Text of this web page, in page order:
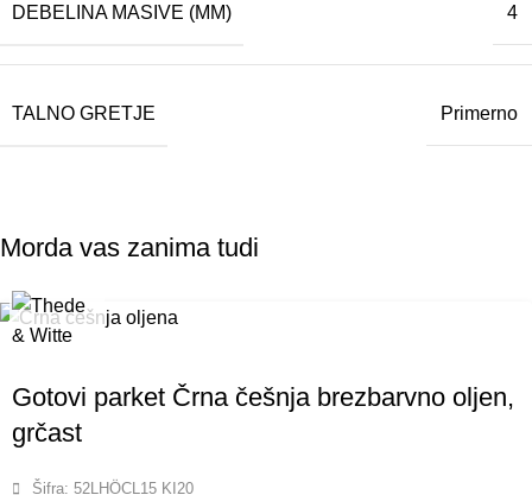
DEBELINA MASIVE (MM) 4
TALNO GRETJE Primerno
Morda vas zanima tudi
Gotovi parket Črna češnja brezbarvno oljen,
grčast
Šifra: 52LHÖCL15 KI20